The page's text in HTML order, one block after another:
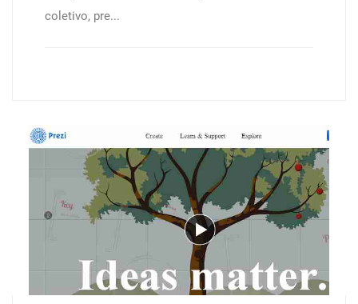
coletivo, pre...